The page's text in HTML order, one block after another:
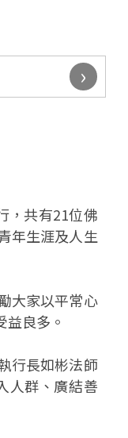
›
，共有21位佛
年生涯及人生
大家以平常心
良多。
行長如彬法師
人群、廣結善